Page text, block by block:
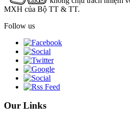
MXH của Bộ TT & TT.
Follow us
Our Links